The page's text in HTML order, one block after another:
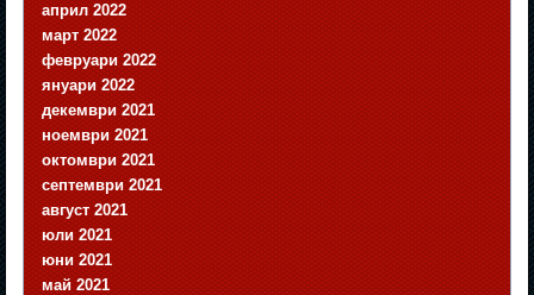
април 2022
март 2022
февруари 2022
януари 2022
декември 2021
ноември 2021
октомври 2021
септември 2021
август 2021
юли 2021
юни 2021
май 2021